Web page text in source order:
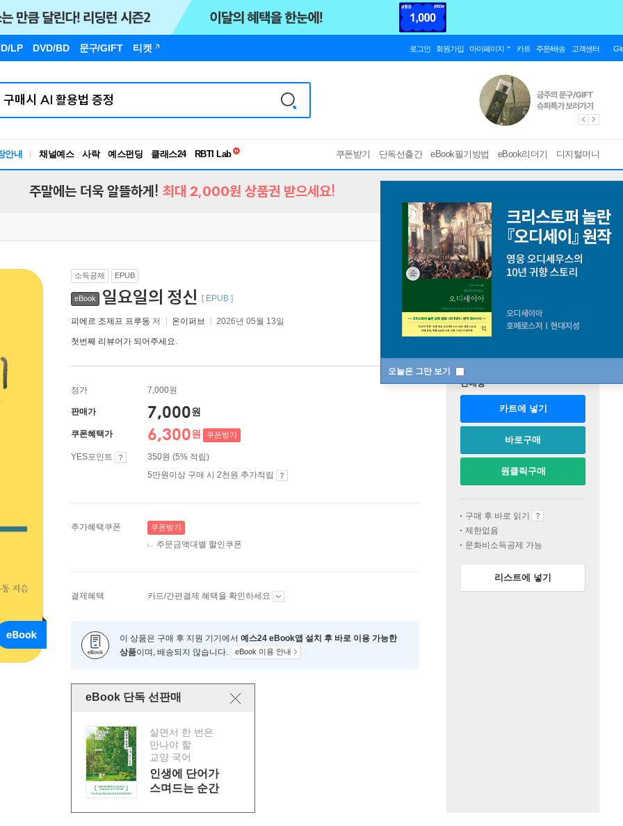
LP DVD/BD 문구/GIFT 티켓 로그인 회원가입 마이페이지 카트 주문/배송 고객센터
안내 채널예스 사락 예스펀딩 클래스24
독서유형검사
쿠폰받기 단독선출간 eBook필기방법 eBook리더기 디지털머니
오늘은 그만 보기
주말에는 더욱 알뜰하게! 최대 2,000원 상품권 받으세요!
소득공제 EPUB
eBook 일요일의 정신 [ EPUB ]
피에르 조제프 프루동 저 온이퍼브 2026년 05월 13일
첫번째 리뷰어가 되어주세요.
정가 7,000원
판매가 7,000원
쿠폰혜택가 6,300원 쿠폰받기
YES포인트
350원 (5% 적립)
5만원이상 구매 시 2천원 추가적립
추가혜택쿠폰 쿠폰받기
주문금액대별 할인쿠폰
결제혜택 카드/간편결제 혜택을 확인하세요
이 상품은 구매 후 지원 기기에서 예스24 eBook앱 설치 후 바로 이용 가능한
상품이며, 배송되지 않습니다. eBook 이용 안내
eBook 단독 선판매
살면서 한 번은
만나야 할
교양 국어
인생에 단어가
스며드는 순간
판매중
카트에 넣기
바로구매
원클릭구매
구매 후 바로 읽기
제한없음
문화비소득공제 가능
리스트에 넣기